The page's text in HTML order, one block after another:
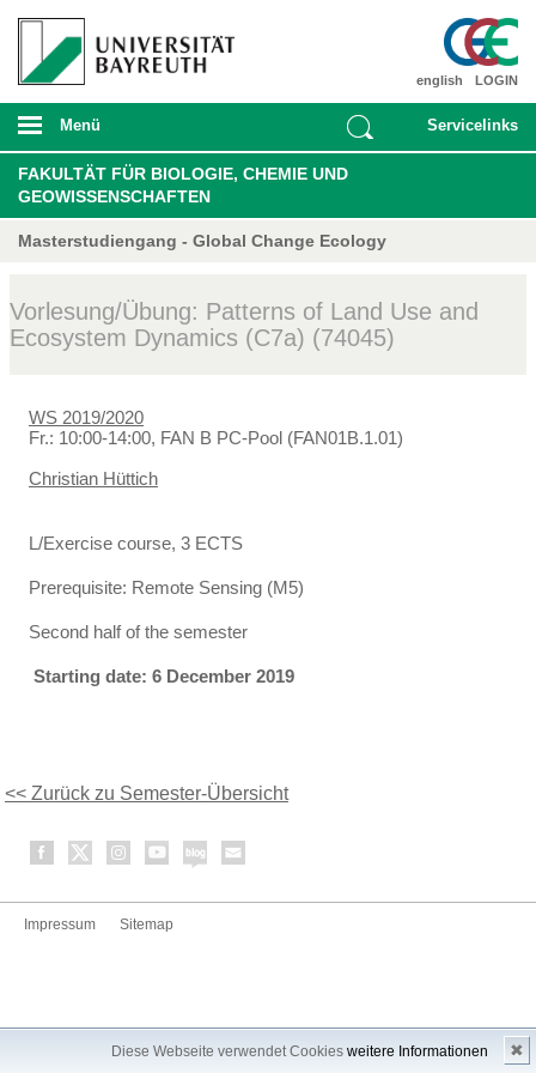
Diese Webseite verwendet Cookies weitere Informationen ✖
LOGIN
english
Menü Servicelinks
FAKULTÄT FÜR BIOLOGIE, CHEMIE UND
GEOWISSENSCHAFTEN
Masterstudiengang - Global Change Ecology
Vorlesung/Übung: Patterns of Land Use and
Ecosystem Dynamics (C7a) (74045)
WS 2019/2020
Fr.: 10:00-14:00, FAN B PC-Pool (FAN01B.1.01)
Christian Hüttich
L/Exercise course, 3 ECTS
Prerequisite: Remote Sensing (M5)
Second half of the semester
Starting date: 6 December 2019
<< Zurück zu Semester-Übersicht
Impressum Sitemap